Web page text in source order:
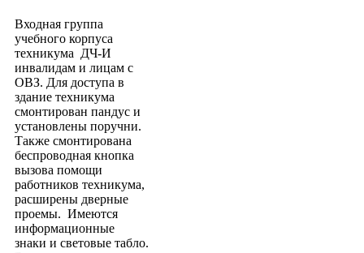
Входная группа
учебного корпуса
техникума ДЧ-И
инвалидам и лицам с
ОВЗ. Для доступа в
здание техникума
смонтирован пандус и
установлены поручни.
Также смонтирована
беспроводная кнопка
вызова помощи
работников техникума,
расширены дверные
проемы. Имеются
информационные
знаки и световые табло.